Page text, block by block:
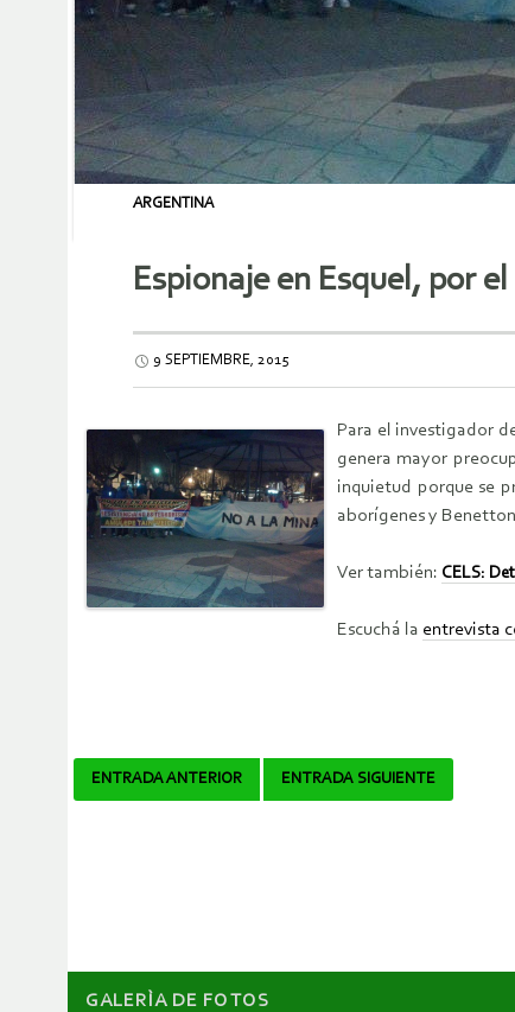
ARGENTINA
Espionaje en Esquel, por
9 SEPTIEMBRE, 2015
Para el investigador
genera mayor
inquietud porque se
aborígenes y
Ver también: CELS:
Escuchá la entrevista
Navegador
ENTRADA ANTERIOR ENTRADA SIGUIENTE
GALERÌA DE FOTOS